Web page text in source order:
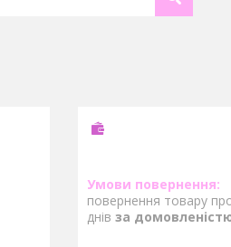
повернення товару
днів за